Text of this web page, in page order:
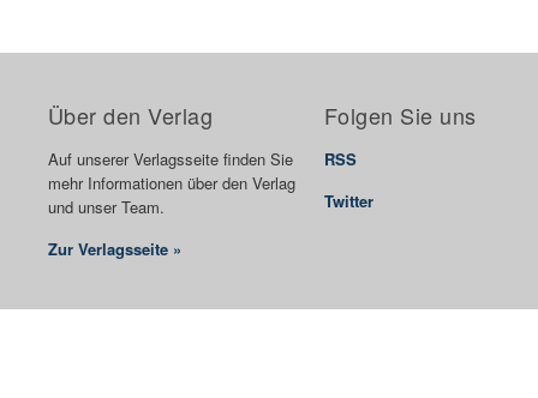
Über den Verlag
Auf unserer Verlagsseite finden Sie
mehr Informationen über den Verlag
und unser Team.
Zur Verlagsseite »
Folgen Sie uns
RSS
Twitter